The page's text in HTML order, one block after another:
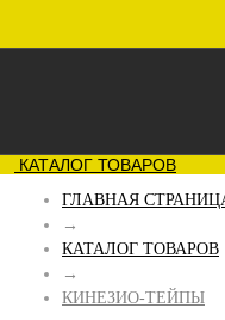
КАТАЛОГ ТОВАРОВ
ГЛАВНАЯ
→
КАТАЛОГ ТОВАРОВ
→
КИНЕЗИО-ТЕЙПЫ